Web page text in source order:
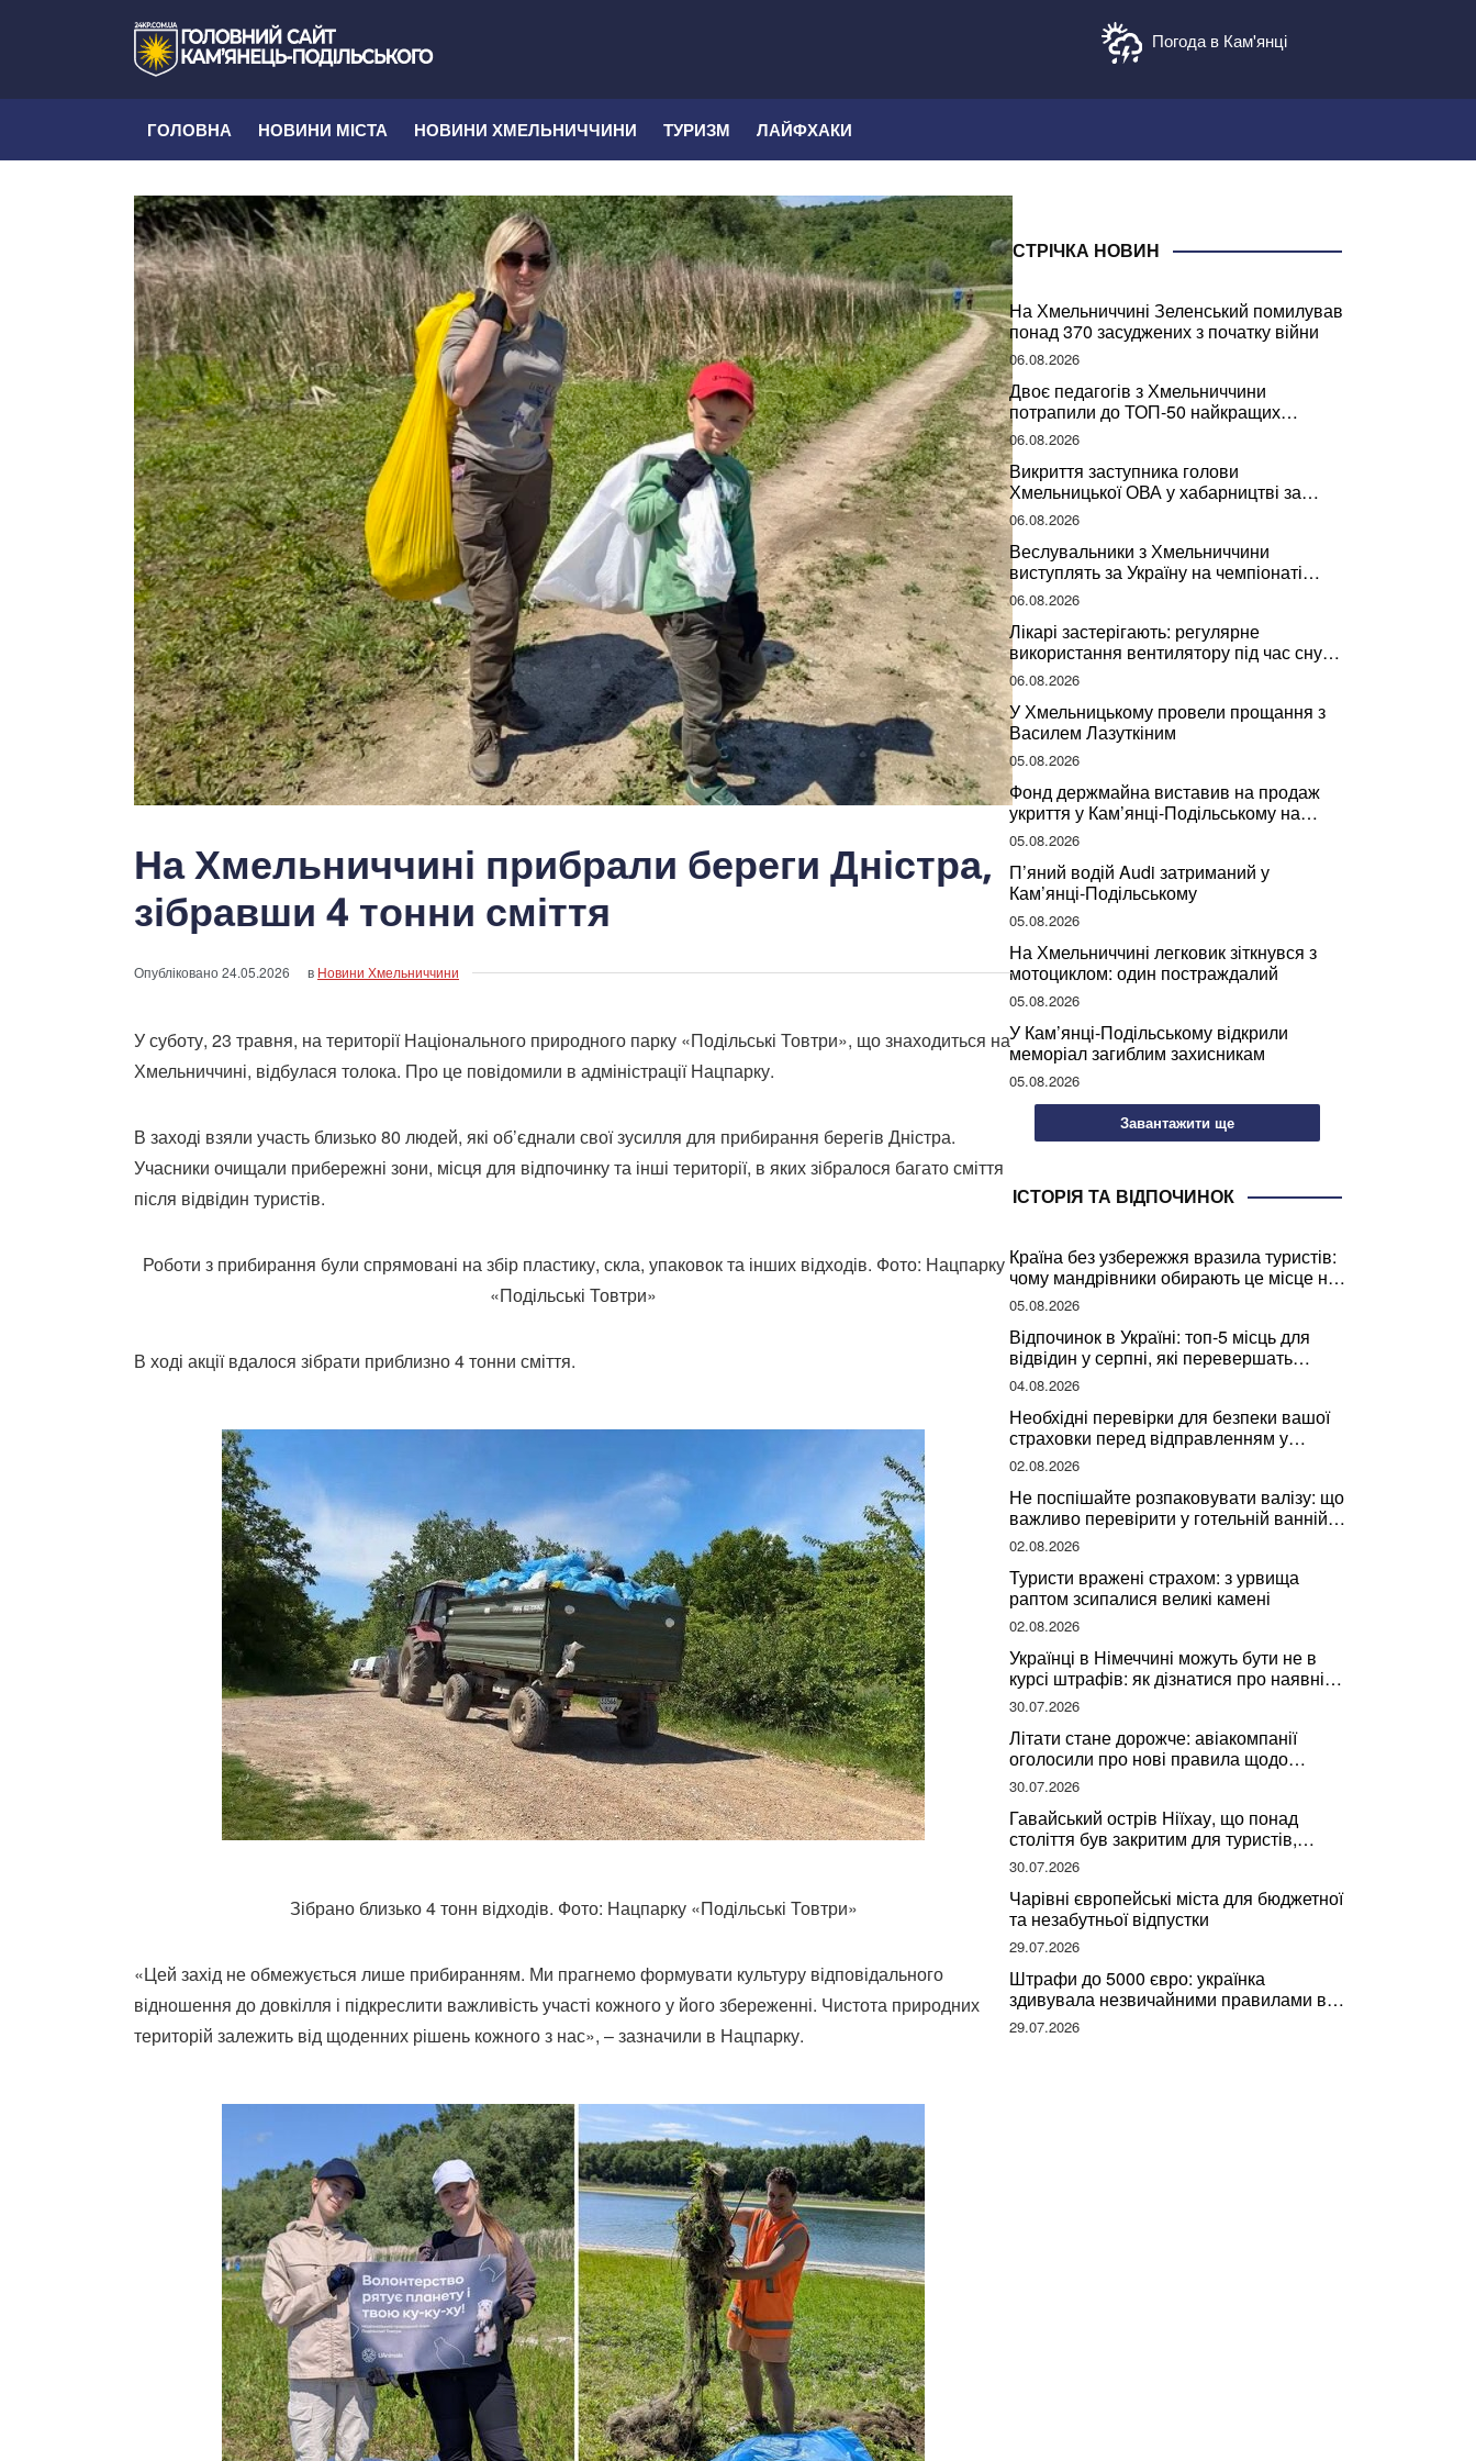
Погода в Кам'янці
ГОЛОВНА НОВИНИ МІСТА НОВИНИ ХМЕЛЬНИЧЧИНИ ТУРИЗМ ЛАЙФХАКИ
На Хмельниччині прибрали береги Дністра,
зібравши 4 тонни сміття
Опубліковано24.05.2026 в Новини Хмельниччини
У суботу, 23 травня, на території Національного природного парку «Подільські Товтри», що знаходиться на
Хмельниччині, відбулася толока. Про це повідомили в адміністрації Нацпарку.
В заході взяли участь близько 80 людей, які об’єднали свої зусилля для прибирання берегів Дністра.
Учасники очищали прибережні зони, місця для відпочинку та інші території, в яких зібралося багато сміття
після відвідин туристів.
Роботи з прибирання були спрямовані на збір пластику, скла, упаковок та інших відходів. Фото: Нацпарку
«Подільські Товтри»
В ході акції вдалося зібрати приблизно 4 тонни сміття.
Зібрано близько 4 тонн відходів. Фото: Нацпарку «Подільські Товтри»
«Цей захід не обмежується лише прибиранням. Ми прагнемо формувати культуру відповідального
відношення до довкілля і підкреслити важливість участі кожного у його збереженні. Чистота природних
територій залежить від щоденних рішень кожного з нас», – зазначили в Нацпарку.
СТРІЧКА НОВИН
На Хмельниччині Зеленський помилував
понад 370 засуджених з початку війни
06.08.2026
Двоє педагогів з Хмельниччини
потрапили до ТОП-50 найкращих
учителів України
06.08.2026
Викриття заступника голови
Хмельницької ОВА у хабарництві за
підписання контрактів на ремонт доріг
06.08.2026
Веслувальники з Хмельниччини
виступлять за Україну на чемпіонаті
світу
06.08.2026
Лікарі застерігають: регулярне
використання вентилятору під час сну
може негативно вплинути на ваше
здоров’я
06.08.2026
У Хмельницькому провели прощання з
Василем Лазуткіним
05.08.2026
Фонд держмайна виставив на продаж
укриття у Кам’янці-Подільському на
Хмельниччині
05.08.2026
П’яний водій Audi затриманий у
Кам’янці-Подільському
05.08.2026
На Хмельниччині легковик зіткнувся з
мотоциклом: один постраждалий
05.08.2026
У Кам’янці-Подільському відкрили
меморіал загиблим захисникам
05.08.2026
Завантажити ще
ІСТОРІЯ ТА ВІДПОЧИНОК
Країна без узбережжя вразила туристів:
чому мандрівники обирають це місце на
відпочинок
05.08.2026
Відпочинок в Україні: топ-5 місць для
відвідин у серпні, які перевершать
закордонні враження
04.08.2026
Необхідні перевірки для безпеки вашої
страховки перед відправленням у
подорож
02.08.2026
Не поспішайте розпаковувати валізу: що
важливо перевірити у готельній ванній
за словами досвідченої мандрівниці
02.08.2026
Туристи вражені страхом: з урвища
раптом зсипалися великі камені
02.08.2026
Українці в Німеччині можуть бути не в
курсі штрафів: як дізнатися про наявні
борги
30.07.2026
Літати стане дорожче: авіакомпанії
оголосили про нові правила щодо
вибору місць
30.07.2026
Гавайський острів Ніїхау, що понад
століття був закритим для туристів,
починає приймати перших відвідувачів
30.07.2026
Чарівні європейські міста для бюджетної
та незабутньої відпустки
29.07.2026
Штрафи до 5000 євро: українка
здивувала незвичайними правилами в
Німеччині та поділилася правдою
29.07.2026